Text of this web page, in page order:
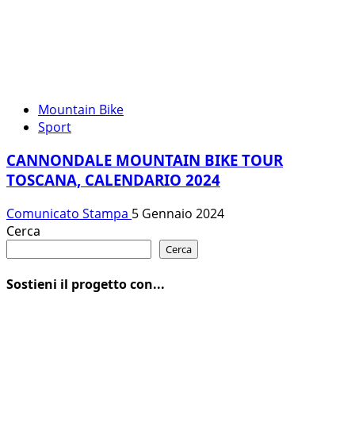
Mountain Bike
Sport
CANNONDALE MOUNTAIN BIKE TOUR
TOSCANA, CALENDARIO 2024
Comunicato Stampa 5 Gennaio 2024
Cerca
Cerca
Sostieni il progetto con...